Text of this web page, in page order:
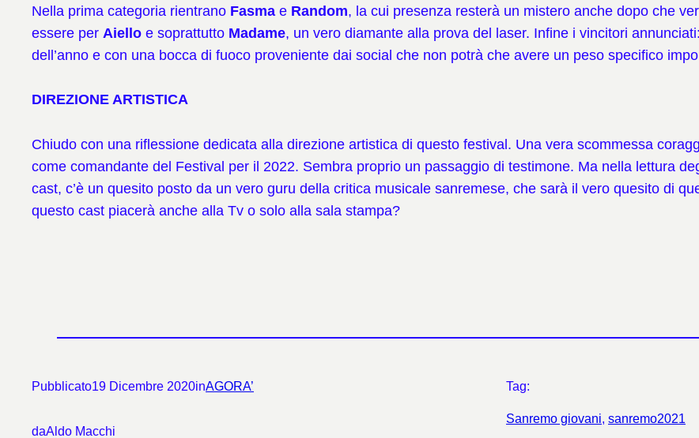
Nella prima categoria rientrano Fasma e Random, la cui presenza resterà un mistero anche dopo che
essere per Aiello e soprattutto Madame, un vero diamante alla prova del laser. Infine i vincitori annunciati:
dell’anno e con una bocca di fuoco proveniente dai social che non potrà che avere un peso specifico
DIREZIONE ARTISTICA
Chiudo con una riflessione dedicata alla direzione artistica di questo festival. Una vera scommessa
come comandante del Festival per il 2022. Sembra proprio un passaggio di testimone. Ma nella lettura
cast, c’è un quesito posto da un vero guru della critica musicale sanremese, che sarà il vero quesito di
questo cast piacerà anche alla Tv o solo alla sala stampa?
Pubblicato19 Dicembre 2020inAGORA’
daAldo Macchi
Tag:
Sanremo giovani, sanremo2021